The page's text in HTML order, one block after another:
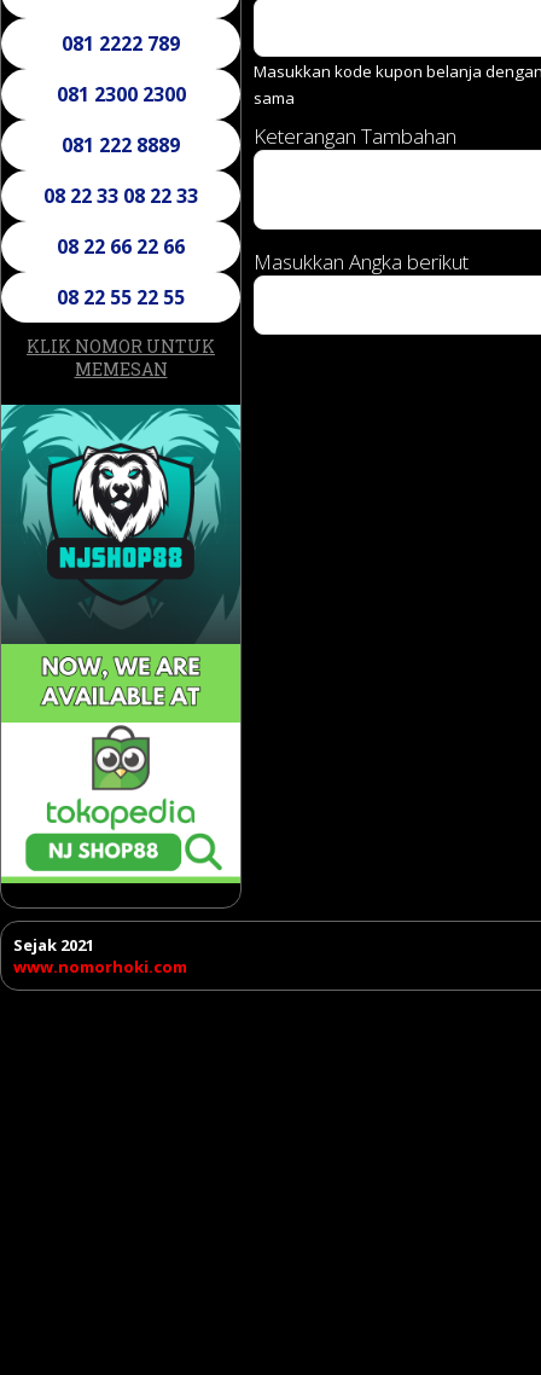
081 2222 789
081 2300 2300
081 222 8889
08 22 33 08 22 33
08 22 66 22 66
08 22 55 22 55
KLIK NOMOR UNTUK
MEMESAN
Masukkan kode kupon belanja
sama
Keterangan Tambahan
Masukkan Angka berikut
Sejak 2021
www.nomorhoki.com